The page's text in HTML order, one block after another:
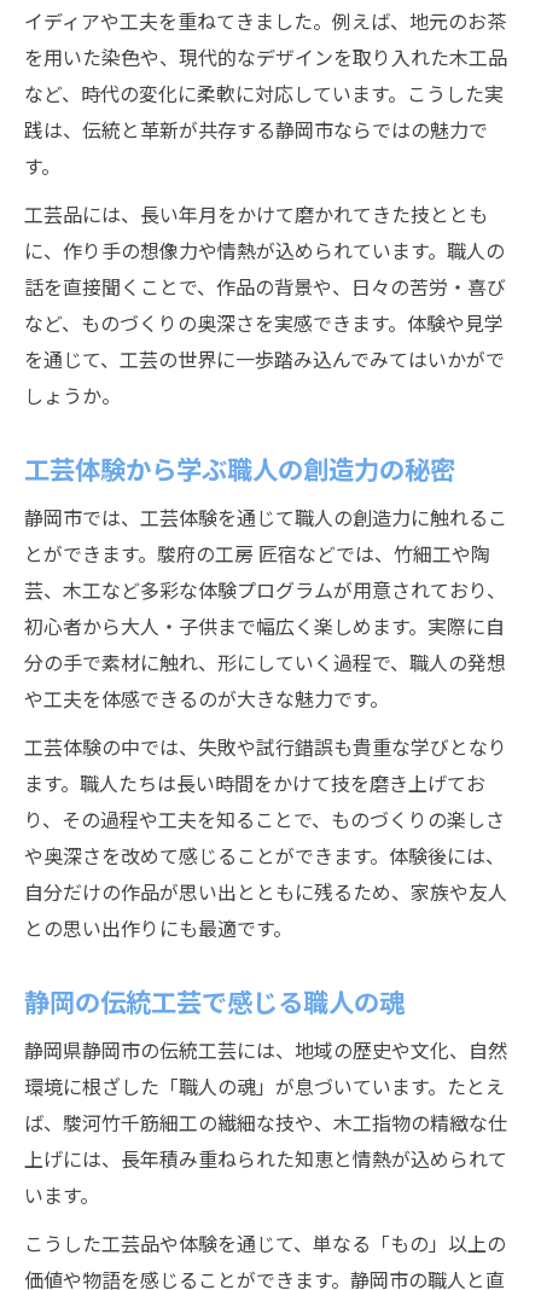
イディアや工夫を重ねてきました。例えば、地元のお茶
を用いた染色や、現代的なデザインを取り入れた木工品
など、時代の変化に柔軟に対応しています。こうした実
践は、伝統と革新が共存する静岡市ならではの魅力で
す。
工芸品には、長い年月をかけて磨かれてきた技ととも
に、作り手の想像力や情熱が込められています。職人の
話を直接聞くことで、作品の背景や、日々の苦労・喜び
など、ものづくりの奥深さを実感できます。体験や見学
を通じて、工芸の世界に一歩踏み込んでみてはいかがで
しょうか。
工芸体験から学ぶ職人の創造力の秘密
静岡市では、工芸体験を通じて職人の創造力に触れるこ
とができます。駿府の工房 匠宿などでは、竹細工や陶
芸、木工など多彩な体験プログラムが用意されており、
初心者から大人・子供まで幅広く楽しめます。実際に自
分の手で素材に触れ、形にしていく過程で、職人の発想
や工夫を体感できるのが大きな魅力です。
工芸体験の中では、失敗や試行錯誤も貴重な学びとなり
ます。職人たちは長い時間をかけて技を磨き上げてお
り、その過程や工夫を知ることで、ものづくりの楽しさ
や奥深さを改めて感じることができます。体験後には、
自分だけの作品が思い出とともに残るため、家族や友人
との思い出作りにも最適です。
静岡の伝統工芸で感じる職人の魂
静岡県静岡市の伝統工芸には、地域の歴史や文化、自然
環境に根ざした「職人の魂」が息づいています。たとえ
ば、駿河竹千筋細工の繊細な技や、木工指物の精緻な仕
上げには、長年積み重ねられた知恵と情熱が込められて
います。
こうした工芸品や体験を通じて、単なる「もの」以上の
価値や物語を感じることができます。静岡市の職人と直